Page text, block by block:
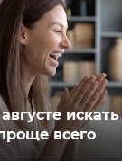
всего